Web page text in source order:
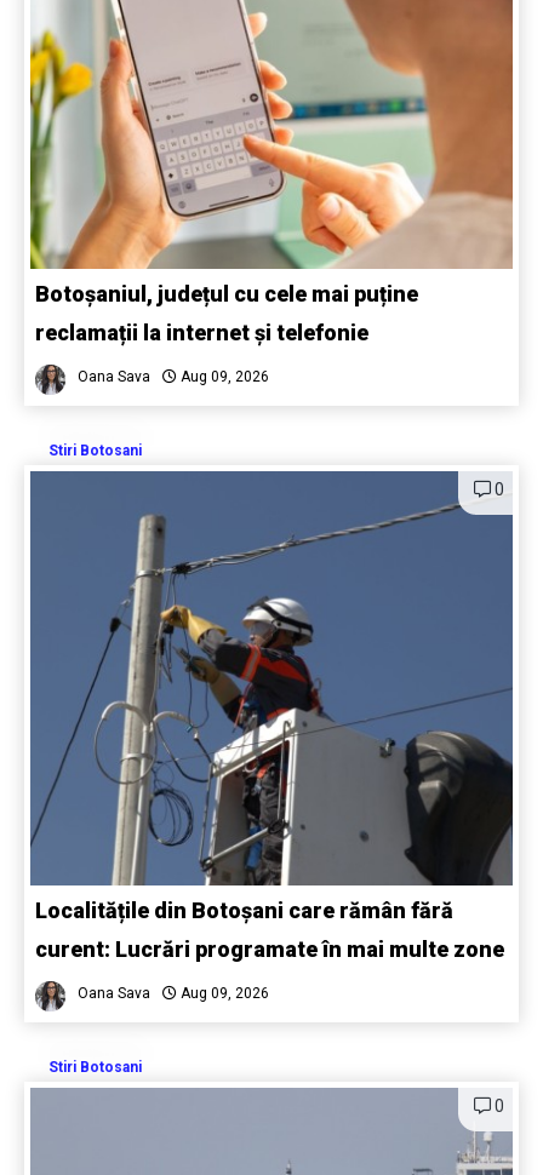
Botoșaniul, județul cu cele mai puține
reclamații la internet și telefonie
Oana Sava Aug 09, 2026
Stiri Botosani
0
Localitățile din Botoșani care rămân fără
curent: Lucrări programate în mai multe zone
Oana Sava Aug 09, 2026
Stiri Botosani
0